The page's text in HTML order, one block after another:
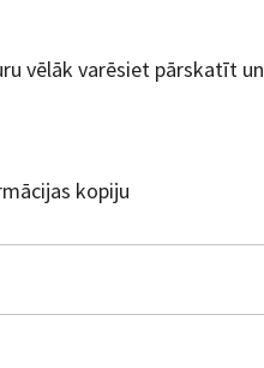
vēlāk varēsiet pārskatīt un
kopiju